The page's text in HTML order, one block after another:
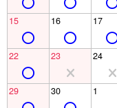
15 16 17
22 23 24
29 30 1